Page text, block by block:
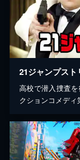
21ジャンプスト
高校で潜入捜査
クションコメディ